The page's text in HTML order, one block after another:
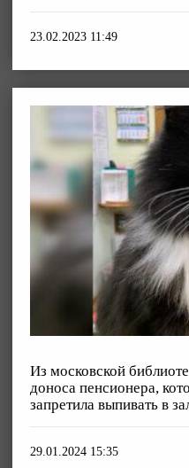
23.02.2023 11:49
Из московской
доноса пенсионера,
запретила выпивать в
29.01.2024 15:35